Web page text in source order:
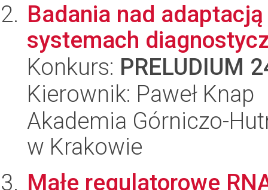
Badania nad
systemach
Konkurs: PRELUDIUM
Kierownik: Paweł Knap
Akademia Górniczo-
w Krakowie
Małe regulatorowe